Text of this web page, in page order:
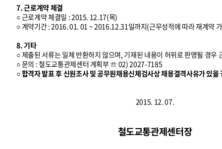
7. 근로계약 체결
○ 근로계약 체결일 : 2015. 12.17(목)
○ 계약기간 : 2016. 01. 01 ~ 2016.12.31일까지(근무성적에 따라 재계약
8. 기타
○ 제출된 서류는 일체 반환하지 않으며, 기재된 내용이 허위로 판명될 경우
○ 문의 : 철도교통관제센터 계획부 ☏ 02) 2027-7185
○ 합격자 발표 후 신원조사 및 공무원채용신체검사상 채용결격사유가 있
2015. 12. 07.
철도교통관제센터장